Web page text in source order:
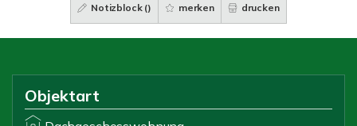
Notizblock () merken drucken
Objektart